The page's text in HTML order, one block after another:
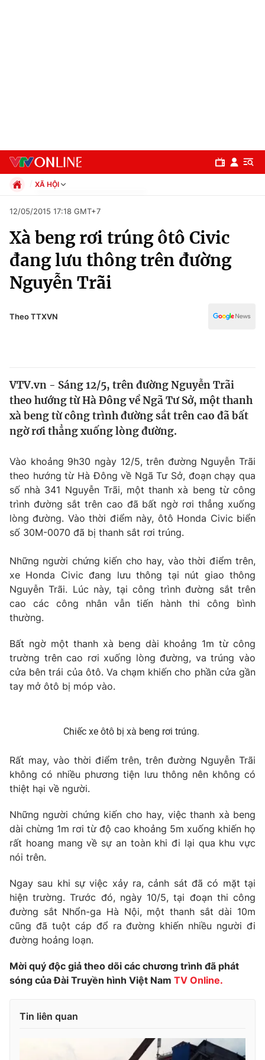
Chuyên mục
Chính trị
Thế giới
Tin tức
Câu chuyện quốc tế
Kinh tế
Tài chính
Thị trường
Góc doanh nghiệp
Dữ liệu và đời sống
Truyền hình
Phim VTV
Hậu trường
Nhân vật
Khán giả
Điện ảnh
Âm nhạc
Sao
Đời sống
Du lịch
Làm đẹp
Chất lượng cuộc sống
Giáo dục
Tuyển sinh
Học trực tuyến
Công nghệ
Hitech Công nghệ tương lai
Sản phẩm
Giao lưu trực tuyến
Chuyên mục khác
Emagazine Podcast
Photo Infographic
Video Shorts video
VTV Money VTV Thể thao
VTV Sức khoẻ Bất động sản
VTV4 Vươn mình bằng AI
VTV9
English
XÃ HỘI
Xã hội
Pháp luật
Kinh tế
Thể thao
Truyền hình
Văn hóa - Giải trí
12/05/2015 17:18 GMT+7
Xà beng rơi trúng ôtô Civic
đang lưu thông trên đường
Nguyễn Trãi
Theo TTXVN
VTV.vn - Sáng 12/5, trên đường Nguyễn Trãi
theo hướng từ Hà Đông về Ngã Tư Sở, một thanh
xà beng từ công trình đường sắt trên cao đã bất
ngờ rơi thẳng xuống lòng đường.
Vào khoảng 9h30 ngày 12/5, trên đường Nguyễn Trãi
theo hướng từ Hà Đông về Ngã Tư Sở, đoạn chạy qua
số nhà 341 Nguyễn Trãi, một thanh xà beng từ công
trình đường sắt trên cao đã bất ngờ rơi thẳng xuống
lòng đường. Vào thời điểm này, ôtô Honda Civic biển
số 30M-0070 đã bị thanh sắt rơi trúng.
Những người chứng kiến cho hay, vào thời điểm trên,
xe Honda Civic đang lưu thông tại nút giao thông
Nguyễn Trãi. Lúc này, tại công trình đường sắt trên
cao các công nhân vẫn tiến hành thi công bình
thường.
Bất ngờ một thanh xà beng dài khoảng 1m từ công
trường trên cao rơi xuống lòng đường, va trúng vào
cửa bên trái của ôtô. Va chạm khiến cho phần cửa gần
tay mở ôtô bị móp vào.
Chiếc xe ôtô bị xà beng rơi trúng.
Rất may, vào thời điểm trên, trên đường Nguyễn Trãi
không có nhiều phương tiện lưu thông nên không có
thiệt hại về người.
Những người chứng kiến cho hay, việc thanh xà beng
dài chừng 1m rơi từ độ cao khoảng 5m xuống khiến họ
rất hoang mang về sự an toàn khi đi lại qua khu vực
nói trên.
Ngay sau khi sự việc xảy ra, cảnh sát đã có mặt tại
hiện trường. Trước đó, ngày 10/5, tại đoạn thi công
đường sắt Nhổn-ga Hà Nội, một thanh sắt dài 10m
cũng đã tuột cáp đổ ra đường khiến nhiều người đi
đường hoảng loạn.
Mời quý độc giả theo dõi các chương trình đã phát
sóng của Đài Truyền hình Việt Nam TV Online.
Tin liên quan